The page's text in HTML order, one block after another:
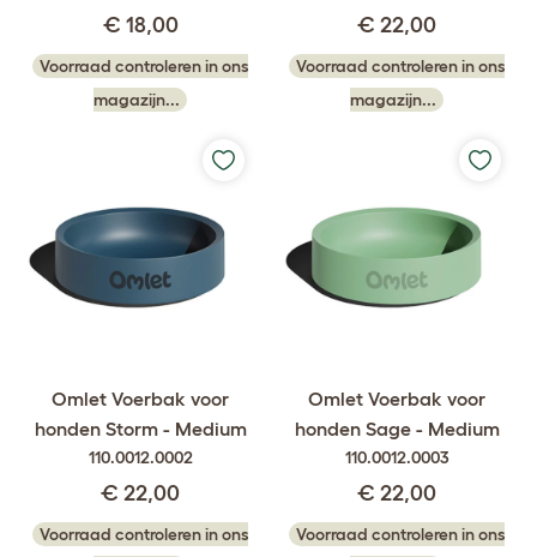
€ 18,00
Voorraad controleren in ons
magazijn...
€ 22,00
Voorraad controleren in ons
magazijn...
Omlet Voerbak voor
honden Storm - Medium
110.0012.0002
€ 22,00
Voorraad controleren in ons
Omlet Voerbak voor
honden Sage - Medium
110.0012.0003
€ 22,00
Voorraad controleren in ons